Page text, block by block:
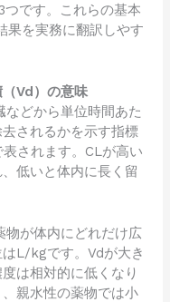
つです。これらの基本
果を実務に翻訳しやす
Vd）の意味
などから単位時間あた
されるかを示す指標
されます。CLが高い
低いと体内に長く留
物が体内にどれだけ広
L/kgです。Vdが大き
は相対的に低くなり
親水性の薬物では小